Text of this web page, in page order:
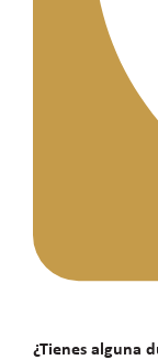
¿Tienes alguna